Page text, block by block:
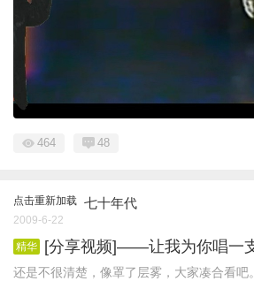
464 48
点击重新加载 七十年代
2009-6-22
精华 [分享视频]——让我为你唱一
还是不很清楚，像罩了层雾，大家凑合看吧。